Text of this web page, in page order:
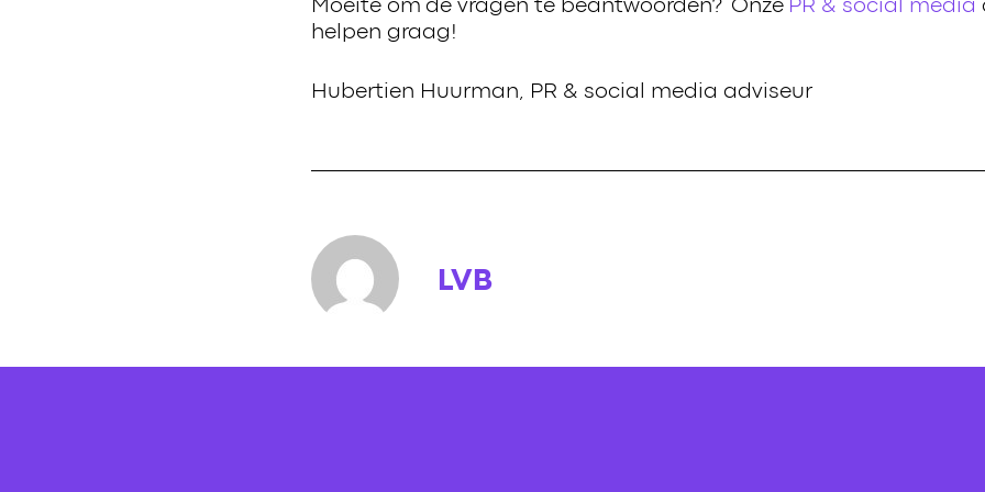
Moeite om de vragen te beantwoorden? Onze PR & social media
helpen graag!
Hubertien Huurman, PR & social media adviseur
LVB